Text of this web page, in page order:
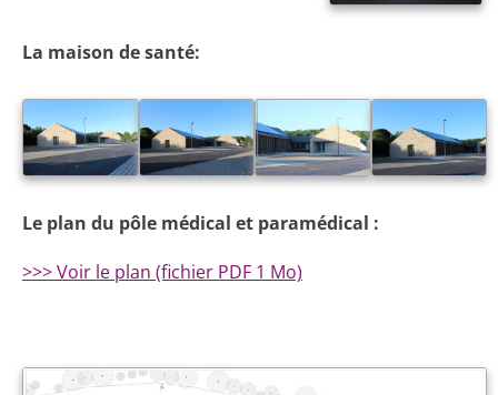
La maison de santé:
Le plan du pôle médical et paramédical :
>>> Voir le plan (fichier PDF 1 Mo)